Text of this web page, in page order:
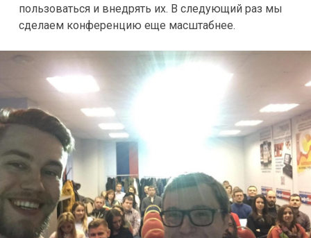
пользоваться и внедрять их. В следующий раз мы
сделаем конференцию еще масштабнее.